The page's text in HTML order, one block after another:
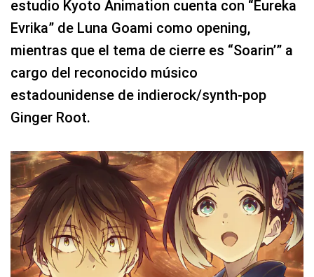
estudio Kyoto Animation cuenta con “Eureka
Evrika” de Luna Goami como opening,
mientras que el tema de cierre es “Soarin’” a
cargo del reconocido músico
estadounidense de indierock/synth-pop
Ginger Root.